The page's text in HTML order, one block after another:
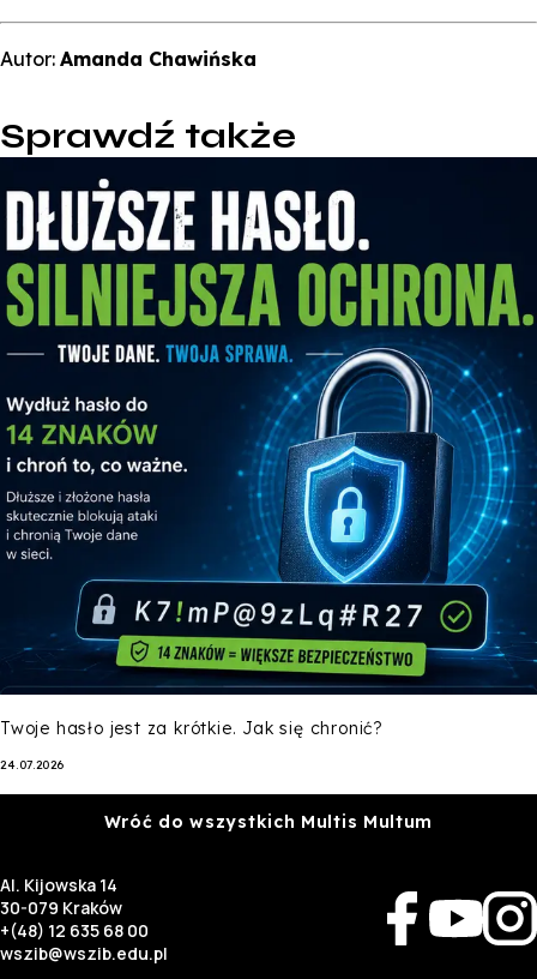
Autor: Amanda Chawińska
Sprawdź także
Twoje hasło jest za krótkie. Jak się chronić?
24.07.2026
Wróć do wszystkich Multis Multum
Al. Kijowska 14
30-079 Kraków
+(48) 12 635 68 00
wszib@wszib.edu.pl